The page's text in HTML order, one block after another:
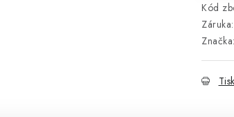
Kód
Záruka:
Značka:
Tisk